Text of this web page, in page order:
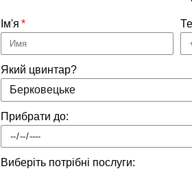
Ім'я
Який цвинтар?
Прибрати до:
Виберіть потрібні послуги: